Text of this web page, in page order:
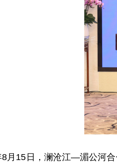
8月15日，澜沧江—湄公河